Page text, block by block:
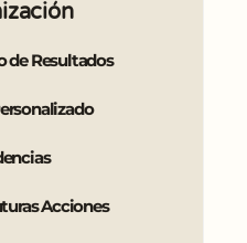
de Resultados
Acciones